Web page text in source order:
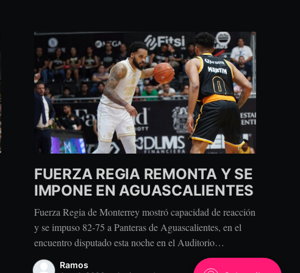
FUERZA REGIA REMONTA Y SE
IMPONE EN AGUASCALIENTES
Fuerza Regia de Monterrey mostró capacidad de reacción
y se impuso 82-75 a Panteras de Aguascalientes, en el
encuentro disputado esta noche en el Auditorio
Hermanos Carreón. El conjunto regiomontano enfrentó
Ramos